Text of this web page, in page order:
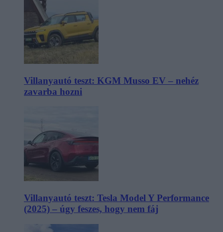
Villanyautó teszt: KGM Musso EV – nehéz
zavarba hozni
Villanyautó teszt: Tesla Model Y Performance
(2025) – úgy feszes, hogy nem fáj